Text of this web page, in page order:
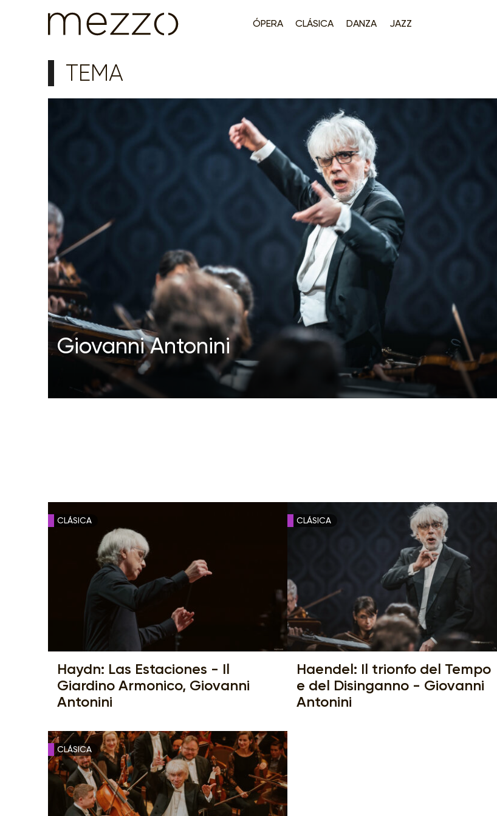
ÓPERA CLÁSICA DANZA JAZZ
TEMA
Giovanni Antonini
CLÁSICA
Haydn: Las Estaciones - Il
Giardino Armonico, Giovanni
Antonini
CLÁSICA
Haendel: Il trionfo del Tempo
e del Disinganno - Giovanni
Antonini
CLÁSICA